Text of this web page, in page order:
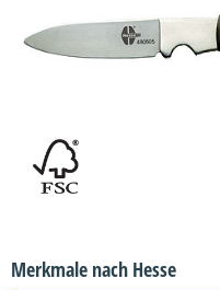
Merkmale nach Hesse